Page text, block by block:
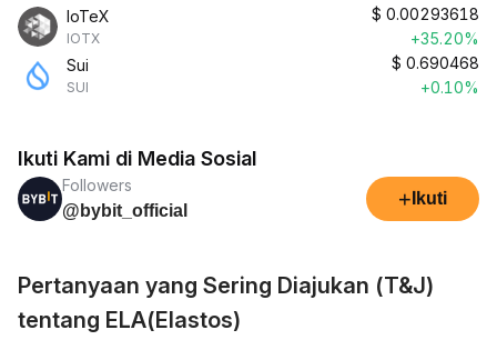
IoTeX
IOTX
$ 0.00293618
+35.20%
Sui
SUI
$ 0.690468
+0.10%
Ikuti Kami di Media Sosial
Followers
@bybit_official
+ Ikuti
Pertanyaan yang Sering Diajukan (T&J)
tentang ELA(Elastos)